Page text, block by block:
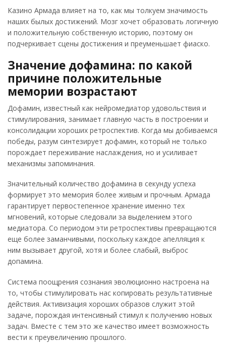
Казино Армада влияет на то, как мы толкуем значимость
наших былых достижений. Мозг хочет образовать логичную
и положительную собственную историю, поэтому он
подчеркивает сцены достижения и преуменьшает фиаско.
Значение дофамина: по какой
причине положительные
мемории возрастают
Дофамин, известный как нейромедиатор удовольствия и
стимулирования, занимает главную часть в построении и
консолидации хороших ретроспектив. Когда мы добиваемся
победы, разум синтезирует дофамин, который не только
порождает переживание наслаждения, но и усиливает
механизмы запоминания.
Значительный количество дофамина в секунду успеха
формирует это мемория более живым и прочным. Армада
гарантирует первостепенное хранение именно тех
мгновений, которые следовали за выделением этого
медиатора. Со периодом эти ретроспективы превращаются
еще более заманчивыми, поскольку каждое апелляция к
ним вызывает другой, хотя и более слабый, выброс
допамина.
Система поощрения сознания эволюционно настроена на
то, чтобы стимулировать нас копировать результативные
действия. Активизация хороших образов служит этой
задаче, порождая интенсивный стимул к получению новых
задач. Вместе с тем это же качество имеет возможность
вести к преувеличению прошлого.